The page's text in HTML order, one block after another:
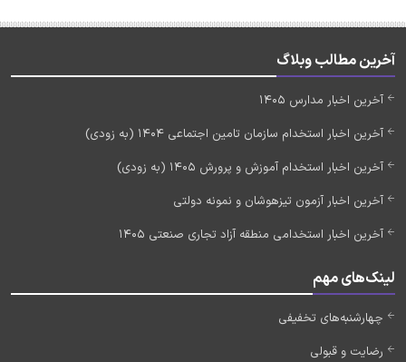
آخرین مطالب وبلاگ
آخرین اخبار مدارس 1405
آخرین اخبار استخدام سازمان تامین اجتماعی 1404 (به زودی)
آخرین اخبار استخدام آموزش و پرورش 1405 (به زودی)
آخرین اخبار آزمون تیزهوشان و نمونه دولتی
آخرین اخبار استخدامی منطقه آزاد تجاری صنعتی 1405
لینک‌های مهم
چهارشنبه‌های تخفیفی
رضایت و قبولی